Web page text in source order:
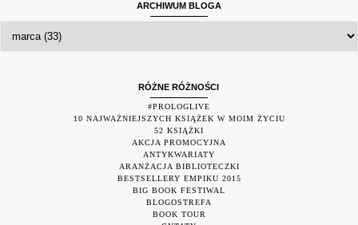
ARCHIWUM BLOGA
RÓŻNE RÓŻNOŚCI
#PROLOGLIVE
10 NAJWAŻNIEJSZYCH KSIĄŻEK W MOIM ŻYCIU
52 KSIĄŻKI
AKCJA PROMOCYJNA
ANTYKWARIATY
ARANŻACJA BIBLIOTECZKI
BESTSELLERY EMPIKU 2015
BIG BOOK FESTIWAL
BLOGOSTREFA
BOOK TOUR